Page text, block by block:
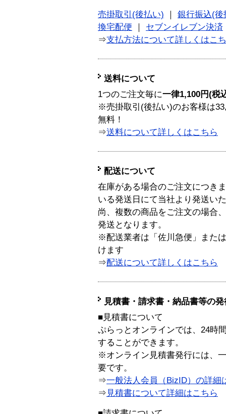
売掛取引(後払い)
銀行振込(後
換宅配便
セブンイレブン決済
⇒支払方法について詳しくはこ
送料について
1つのご注文毎に一律1,100円(税
※売掛取引(後払い)のお客様は
無料！
⇒送料について詳しくはこちら
配送について
在庫がある場合のご注文につき
いる発送日にて当社より発送い
尚、複数の商品をご注文の場合
発送となります。
※配送業者は「佐川急便」また
けます
⇒配送について詳しくはこちら
見積書・請求書・納品書等の
■見積書について
ぷらっとオンラインでは、24時
することができます。
※オンライン見積書発行には、
要です。
⇒一般法人会員（BizID）の詳細
⇒ 見積書について詳細はこちら